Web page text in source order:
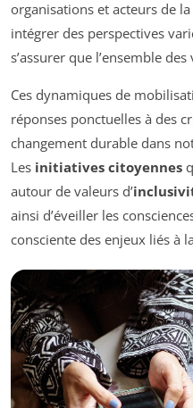
organisations et acteurs de
intégrer des perspectives
s’assurer que l’ensemble
Ces dynamiques de
réponses ponctuelles à des
changement durable dans
Les initiatives citoyennes
autour de valeurs d’
ainsi d’éveiller les
consciente des enjeux liés à la